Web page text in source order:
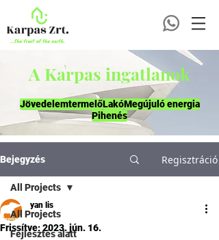
A Karpas ingatlanok
JövedelemtermelőLakóMegújuló energia
Pihenés
Bejegyzés Regisztráció
All Projects
Fejlesztés alatt
All Projects
yan lis
Frissítve:2023. jún. 16.